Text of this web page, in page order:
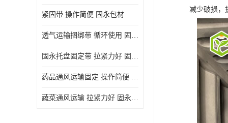
紧固带 操作简便 固永包材
透气运输捆绑带 循环使用 固永包材
固永托盘固定带 拉紧力好 固永包材
药品通风运输固定 操作简便 固永包材
蔬菜通风运输 拉紧力好 固永包材
减少破损，